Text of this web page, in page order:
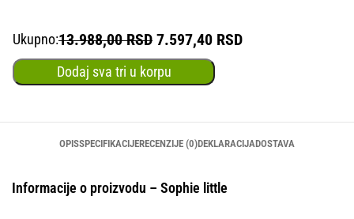
Ukupno:13.988,00 RSD 7.597,40 RSD
Dodaj sva tri u korpu
OPISSPECIFIKACIJERECENZIJE (0)DEKLARACIJADOSTAVA
Informacije o proizvodu – Sophie little